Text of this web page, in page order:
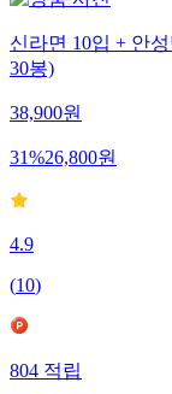
신라면 10입 + 안
30봉)
38,900원
31%26,800원
4.9
(10)
804적립